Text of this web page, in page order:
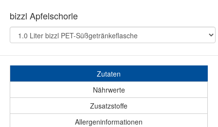
bizzl Apfelschorle
Zutaten
Nährwerte
Zusatzstoffe
Allergeninformationen